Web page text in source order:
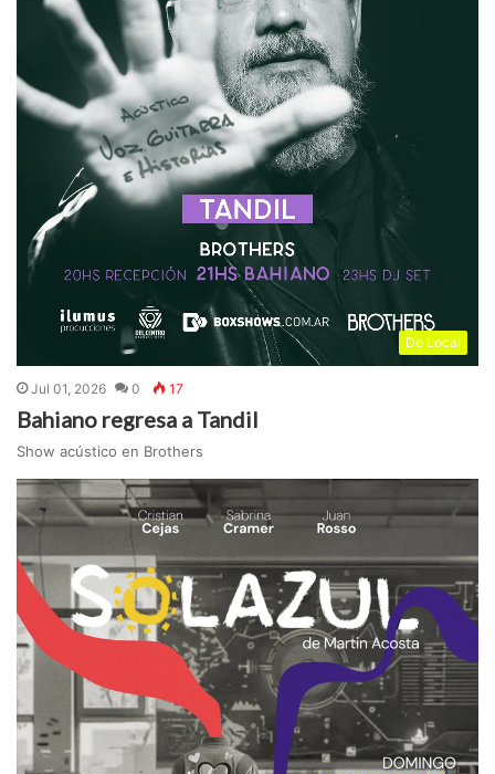
De Local
Jul 01, 2026 0 17
Bahiano regresa a Tandil
Show acústico en Brothers